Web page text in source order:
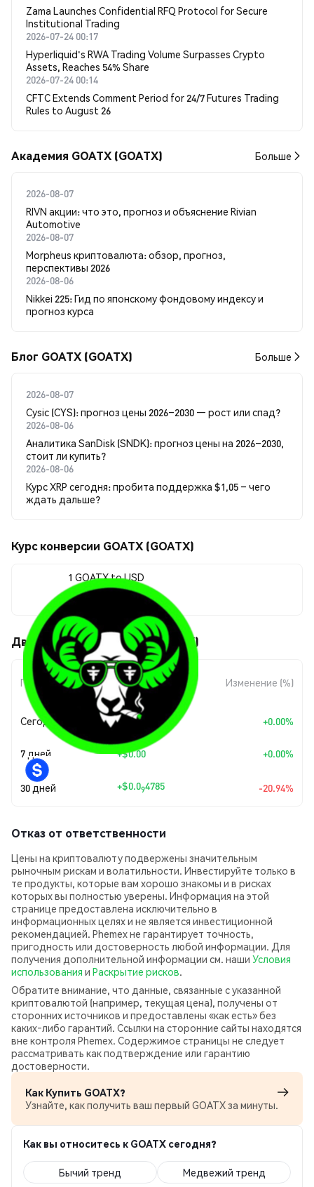
Zama Launches Confidential RFQ Protocol for Secure
Institutional Trading
2026-07-24 00:17
Hyperliquid's RWA Trading Volume Surpasses Crypto
Assets, Reaches 54% Share
2026-07-24 00:14
CFTC Extends Comment Period for 24/7 Futures Trading
Rules to August 26
Академия GOATX (GOATX) Больше
2026-08-07
RIVN акции: что это, прогноз и объяснение Rivian
Automotive
2026-08-07
Morpheus криптовалюта: обзор, прогноз,
перспективы 2026
2026-08-06
Nikkei 225: Гид по японскому фондовому индексу и
прогноз курса
Блог GOATX (GOATX) Больше
2026-08-07
Cysic (CYS): прогноз цены 2026–2030 — рост или спад?
2026-08-06
Аналитика SanDisk (SNDK): прогноз цены на 2026–2030,
стоит ли купить?
2026-08-06
Курс XRP сегодня: пробита поддержка $1,05 – чего
ждать дальше?
Курс конверсии GOATX (GOATX)
1 GOATX to USD
$0.0<sub>8</sub>1807
Движения цены GOATX (GOATX)
Период
Изменение
суммы
Изменение (%)
Сегодня + $0.00 +0.00%
7 дней +$0.00 +0.00%
30 дней +$0.094785 -20.94%
Отказ от ответственности
Цены на криптовалюту подвержены значительным
рыночным рискам и волатильности. Инвестируйте только в
те продукты, которые вам хорошо знакомы и в рисках
которых вы полностью уверены. Информация на этой
странице предоставлена исключительно в
информационных целях и не является инвестиционной
рекомендацией. Phemex не гарантирует точность,
пригодность или достоверность любой информации. Для
получения дополнительной информации см. наши Условия
использования и Раскрытие рисков.
Обратите внимание, что данные, связанные с указанной
криптовалютой (например, текущая цена), получены от
сторонних источников и предоставлены «как есть» без
каких‑либо гарантий. Ссылки на сторонние сайты находятся
вне контроля Phemex. Содержимое страницы не следует
рассматривать как подтверждение или гарантию
достоверности.
Как Купить GOATX?
Узнайте, как получить ваш первый GOATX за минуты.
Как вы относитесь к GOATX сегодня?
Бычий тренд Медвежий тренд